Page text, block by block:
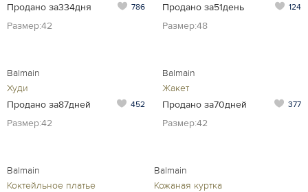
Продано за334дня
786
Размер:42
Продано за51день
124
Размер:48
Balmain
Худи
Продано за87дней
452
Размер:42
Balmain
Жакет
Продано за70дней
377
Размер:42
Balmain
Коктейльное платье
Balmain
Кожаная куртка